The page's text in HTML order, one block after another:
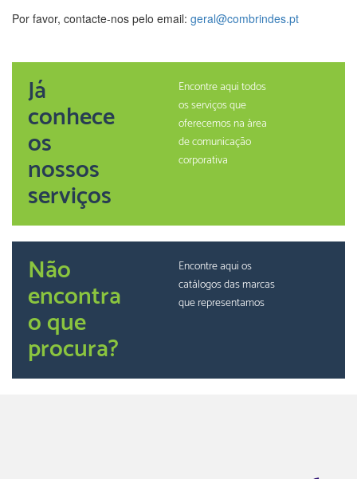
Por favor, contacte-nos pelo email: geral@combrindes.pt
Já
conhece
os
nossos
serviços
Encontre aqui todos
os serviços que
oferecemos na àrea
de comunicação
corporativa
Não
encontra
o que
procura?
Encontre aqui os
catálogos das marcas
que representamos